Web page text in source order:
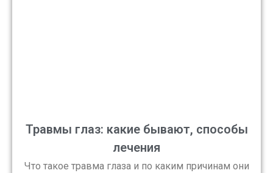
Травмы глаз: какие бывают, способы
лечения
Что такое травма глаза и по каким причинам они